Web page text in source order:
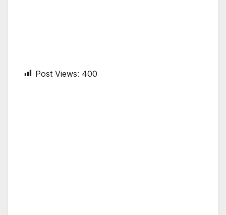
Post Views: 400